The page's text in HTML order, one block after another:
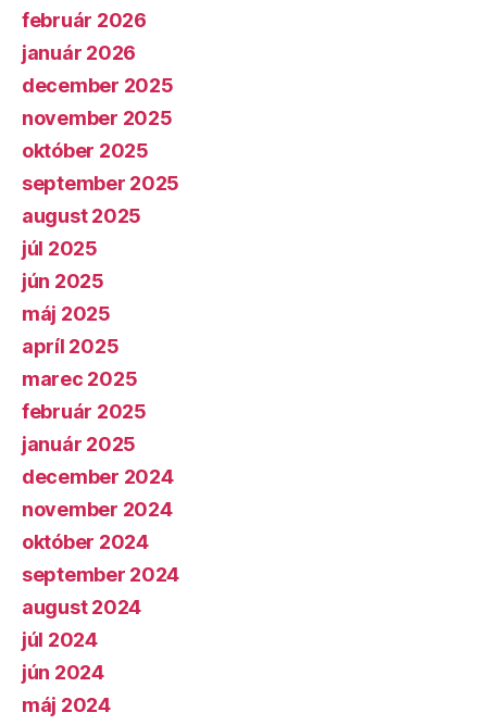
február 2026
január 2026
december 2025
november 2025
október 2025
september 2025
august 2025
júl 2025
jún 2025
máj 2025
apríl 2025
marec 2025
február 2025
január 2025
december 2024
november 2024
október 2024
september 2024
august 2024
júl 2024
jún 2024
máj 2024